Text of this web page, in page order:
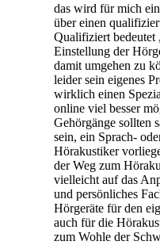
das wird für mich
über einen
Qualifiziert bedeutet
Einstellung der
damit umgehen zu
leider sein eigenes
wirklich einen
online viel besser
Gehörgänge sollten
sein, ein Sprach-
Hörakustiker
der Weg zum
vielleicht auf das
und persönliches
Hörgeräte für den
auch für die
zum Wohle der